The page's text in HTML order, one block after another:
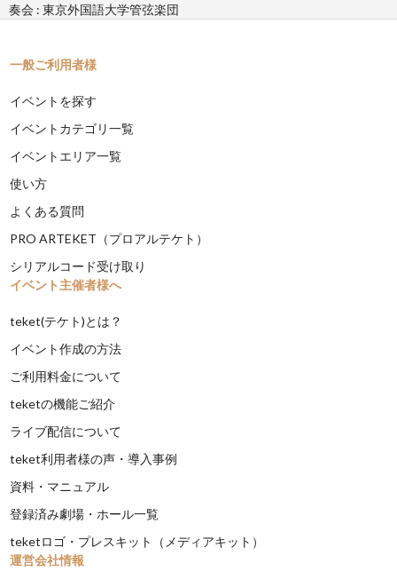
奏会 : 東京外国語大学管弦楽団
一般ご利用者様
イベントを探す
イベントカテゴリ一覧
イベントエリア一覧
使い方
よくある質問
PRO ARTEKET（プロアルテケト）
シリアルコード受け取り
イベント主催者様へ
teket(テケト)とは？
イベント作成の方法
ご利用料金について
teketの機能ご紹介
ライブ配信について
teket利用者様の声・導入事例
資料・マニュアル
登録済み劇場・ホール一覧
teketロゴ・プレスキット（メディアキット）
運営会社情報